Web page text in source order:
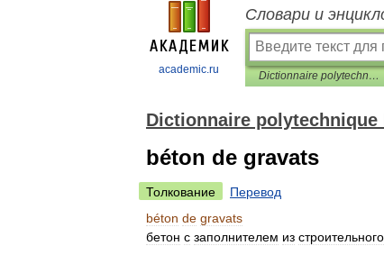
academic.ru
Словари и
Dictionnaire polytechnique Français-Russe
Dictionnaire polytechnique
béton de gravats
Толкование
Перевод
béton de gravats
бетон с заполнителем из строительного